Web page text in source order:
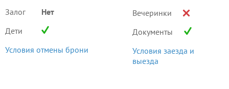
Залог
Нет
Дети
Условия отмены брони
Вечеринки
Документы
Условия заезда и
выезда